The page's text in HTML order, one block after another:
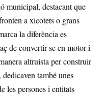
municipal, destacant que
a xicotets o grans
la diferència es
de convertir-se en motor i
altruista per construir
també unes
les persones i entitats